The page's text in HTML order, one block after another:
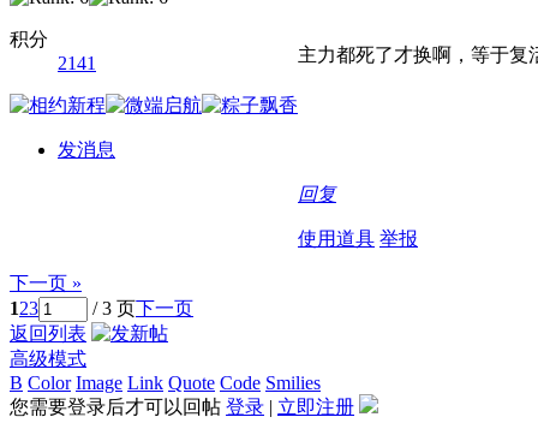
积分
2141
发消息
主力都死了才换啊，等于复
回复
使用道具 举报
下一页 »
123 / 3 页下一页
返回列表
高级模式
B Color Image Link Quote Code Smilies
您需要登录后才可以回帖 登录 | 立即注册